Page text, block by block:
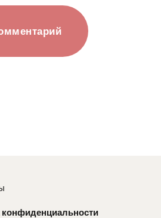
конфиденциальности